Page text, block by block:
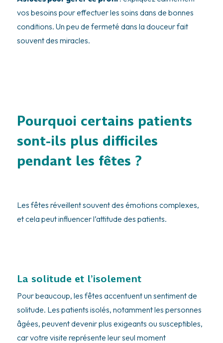
vos besoins pour effectuer les soins dans de bonnes
conditions. Un peu de fermeté dans la douceur fait
souvent des miracles.
Pourquoi certains patients
sont-ils plus difficiles
pendant les fêtes ?
Les fêtes réveillent souvent des émotions complexes,
et cela peut influencer l’attitude des patients.
La solitude et l’isolement
Pour beaucoup, les fêtes accentuent un sentiment de
solitude. Les patients isolés, notamment les personnes
âgées, peuvent devenir plus exigeants ou susceptibles,
car votre visite représente leur seul moment